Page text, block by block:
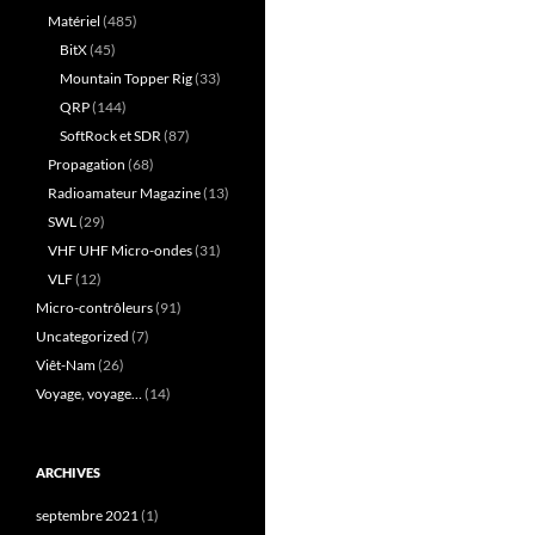
Matériel (485)
BitX(45)
Mountain Topper Rig(33)
QRP(144)
SoftRock et SDR(87)
Propagation (68)
Radioamateur Magazine(13)
SWL(29)
VHF UHF Micro-ondes(31)
VLF(12)
Micro-contrôleurs(91)
Uncategorized (7)
Viêt-Nam(26)
Voyage, voyage…(14)
ARCHIVES
septembre 2021(1)